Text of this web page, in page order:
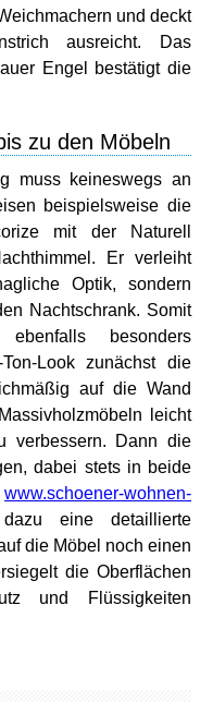
und deckt
ausreicht. Das
Engel bestätigt die
zu den Möbeln
muss keineswegs an
beispielsweise die
mit der Naturell
Er verleiht
Optik, sondern
Nachtschrank. Somit
besonders
Look zunächst die
auf die Wand
leicht
verbessern. Dann die
dabei stets in beide
www.schoener-wohnen-
eine detaillierte
die Möbel noch einen
die Oberflächen
und Flüssigkeiten